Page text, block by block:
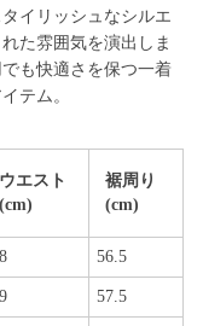
イリッシュなシルエ
た雰囲気を演出しま
も快適さを保つ一着
テム。
ウエスト
(cm)
裾周り
(cm)
56.5
57.5